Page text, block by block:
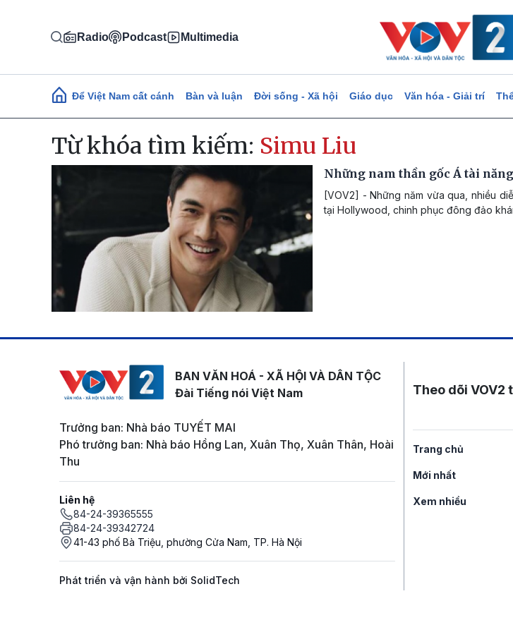
Radio Podcast Multimedia
Main navigation
Để Việt Nam cất cánh Bàn và luận Đời sống - Xã hội Giáo dục Văn hóa - Giải trí
Từ khóa tìm kiếm: Simu Liu
Những nam thần gốc Á tài
[VOV2] - Những năm vừa qua, nhiều
tại Hollywood, chinh phục đông đảo
BAN VĂN HOÁ - XÃ HỘI VÀ DÂN TỘC
Đài Tiếng nói Việt Nam
Trưởng ban: Nhà báo TUYẾT MAI
Phó trưởng ban: Nhà báo Hồng Lan, Xuân Thọ, Xuân Thân, Hoài
Thu
Liên hệ
84-24-39365555
84-24-39342724
41-43 phố Bà Triệu, phường Cửa Nam, TP. Hà Nội
Phát triển và vận hành bởi SolidTech
Mạng
Theo dõi VOV2
Trang chủ
Mới nhất
Xem nhiều